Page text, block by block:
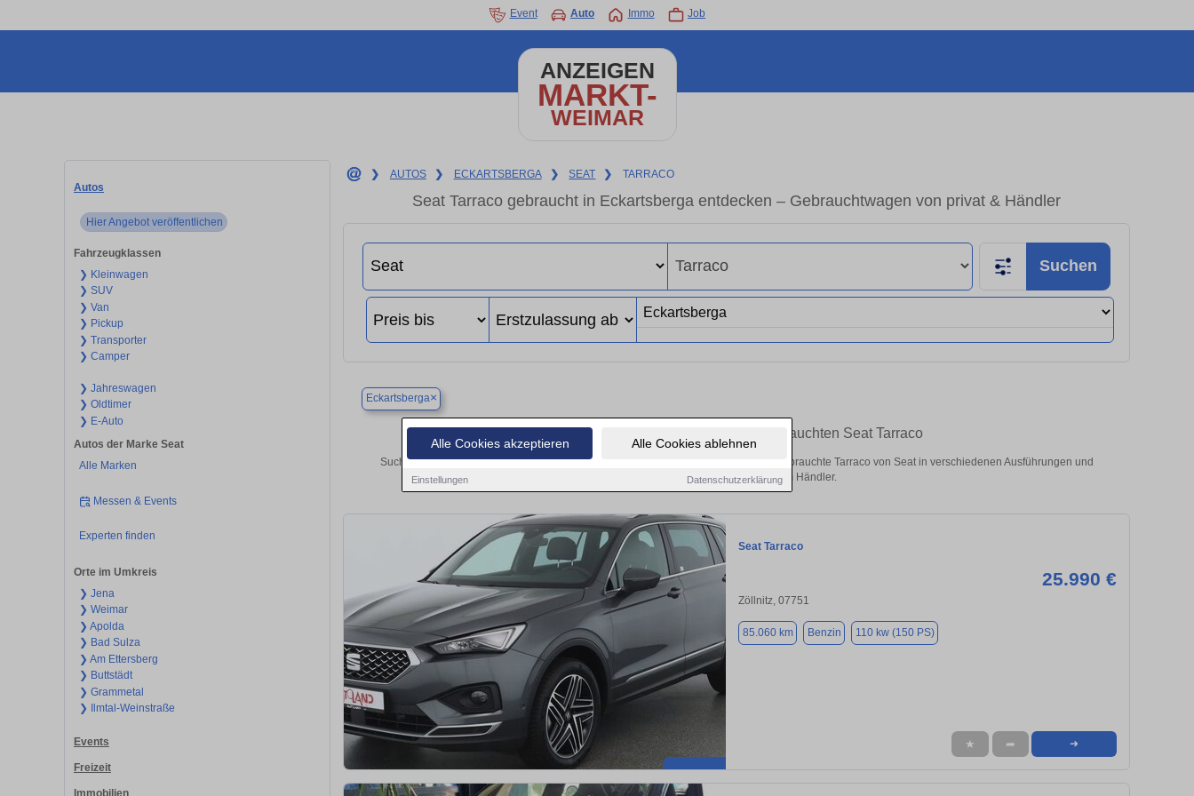
Alle Cookies akzeptieren Alle Cookies ablehnen
Einstellungen Datenschutzerklärung
Event Auto Immo Job
ANZEIGEN
MARKT-
WEIMAR
Autos
Hier Angebot veröffentlichen
Fahrzeugklassen
❯ Kleinwagen
❯ SUV
❯ Van
❯ Pickup
❯ Transporter
❯ Camper
❯ Jahreswagen
❯ Oldtimer
❯ E-Auto
Autos der Marke Seat
Alle Marken
Messen & Events
Experten finden
Orte im Umkreis
❯ Jena
❯ Weimar
❯ Apolda
❯ Bad Sulza
❯ Am Ettersberg
❯ Buttstädt
❯ Grammetal
❯ Ilmtal-Weinstraße
Events
Freizeit
Immobilien
❯ AUTOS ❯ ECKARTSBERGA ❯ SEAT ❯ TARRACO
Seat Tarraco gebraucht in Eckartsberga entdecken – Gebrauchtwagen von privat & Händler
Suchen
Eckartsberga×
Finden Sie in Eckartsberga Ihren gebrauchten Seat Tarraco
Suchen Sie in Eckartsberga einen Seat Tarraco Gebrauchtwagen? Entdecken Sie gebrauchte Tarraco von Seat in verschiedenen Ausführungen und
Preisklassen von privat und vom Händler.
Seat Tarraco
25.990 €
Zöllnitz, 07751
85.060 km Benzin 110 kw (150 PS)
★ ➦ ➜